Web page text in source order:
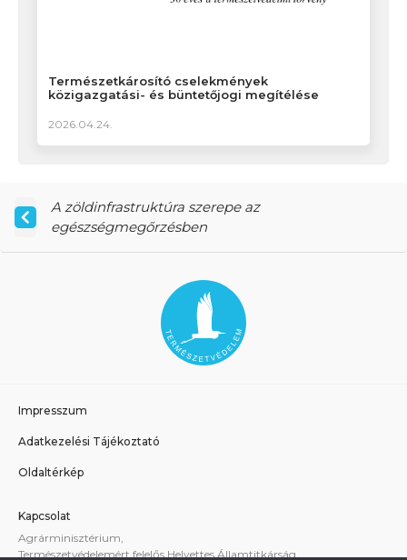
Természetkárosító cselekmények
közigazgatási- és büntetőjogi megítélése
2026.04.24.
A zöldinfrastruktúra szerepe az
egészségmegőrzésben
Impresszum
Adatkezelési Tájékoztató
Oldaltérkép
Kapcsolat
Agrárminisztérium,
Természetvédelemért felelős Helyettes Államtitkárság